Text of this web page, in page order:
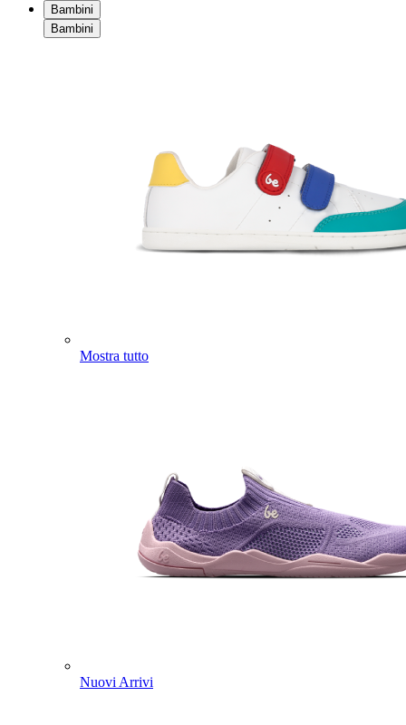
Bambini
Bambini
Mostra tutto
Nuovi Arrivi